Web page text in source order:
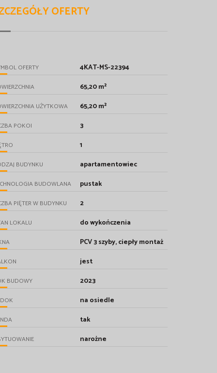
OFERTY
OFERTY 4KAT-MS-22394
65,20 m²
UŻYTKOWA 65,20 m²
POKOI 3
1
BUDYNKU apartamentowiec
BUDOWLANA pustak
PIĘTER W BUDYNKU 2
LOKALU do wykończenia
PCV 3 szyby, ciepły montaż
jest
BUDOWY 2023
na osiedle
tak
narożne